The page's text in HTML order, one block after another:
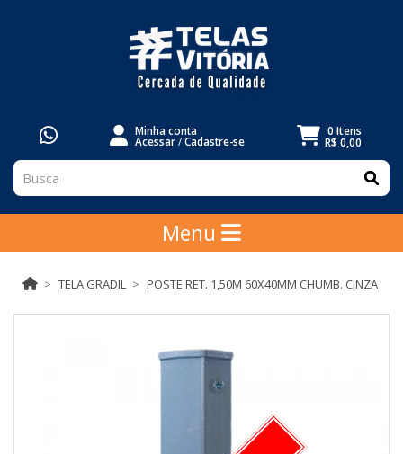
Minha conta
Acessar/Cadastre-se
0 Itens
R$ 0,00
Menu
TELA GRADIL POSTE RET. 1,50M 60X40MM CHUMB. CINZA